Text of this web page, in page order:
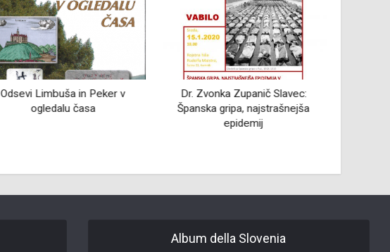
Odsevi Limbuša in Peker v
ogledalu časa
Dr. Zvonka Zupanič Slavec:
Španska gripa, najstrašnejša
epidemij
Album della Slovenia